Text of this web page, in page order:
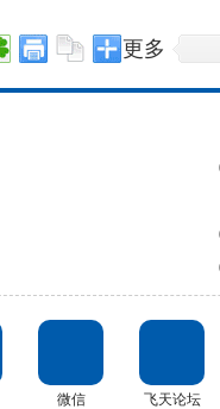
更多
微信 飞天论坛